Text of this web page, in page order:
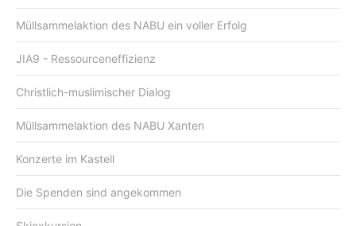
Müllsammelaktion des NABU ein voller Erfolg
JIA9 - Ressourceneffizienz
Christlich-muslimischer Dialog
Müllsammelaktion des NABU Xanten
Konzerte im Kastell
Die Spenden sind angekommen